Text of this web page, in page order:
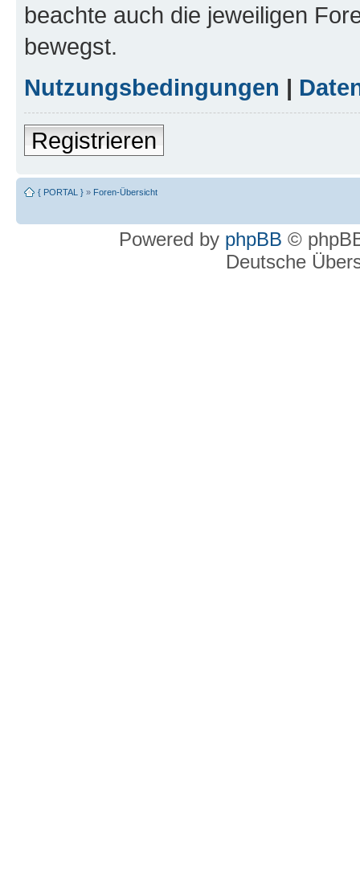
beachte auch die jeweiligen
bewegst.
Nutzungsbedingungen |
Registrieren
{ PORTAL } » Foren-Übersicht
Powered by phpBB ©
Deutsche